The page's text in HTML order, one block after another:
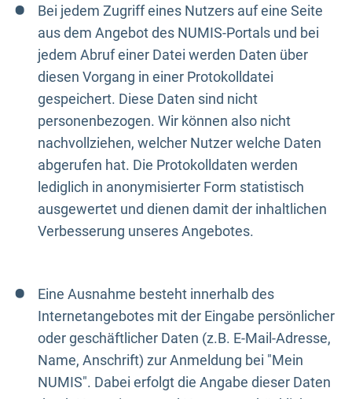
Bei jedem Zugriff eines Nutzers auf eine Seite
aus dem Angebot des NUMIS-Portals und bei
jedem Abruf einer Datei werden Daten über
diesen Vorgang in einer Protokolldatei
gespeichert. Diese Daten sind nicht
personenbezogen. Wir können also nicht
nachvollziehen, welcher Nutzer welche Daten
abgerufen hat. Die Protokolldaten werden
lediglich in anonymisierter Form statistisch
ausgewertet und dienen damit der inhaltlichen
Verbesserung unseres Angebotes.
Eine Ausnahme besteht innerhalb des
Internetangebotes mit der Eingabe persönlicher
oder geschäftlicher Daten (z.B. E-Mail-Adresse,
Name, Anschrift) zur Anmeldung bei "Mein
NUMIS". Dabei erfolgt die Angabe dieser Daten